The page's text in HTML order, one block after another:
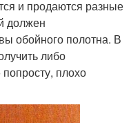
и продаются разные
должен
обойного полотна. В
либо
плохо